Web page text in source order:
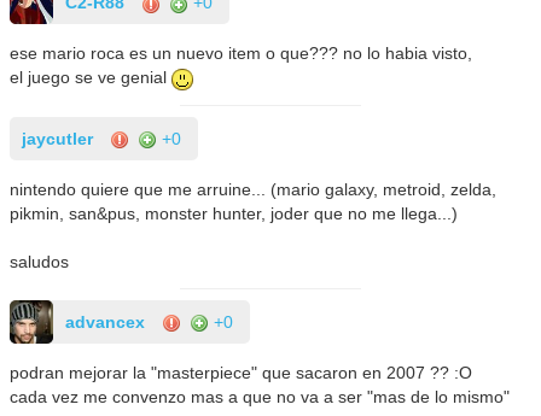
ese mario roca es un nuevo item o que??? no lo habia visto,
el juego se ve genial
jaycutler +0
nintendo quiere que me arruine... (mario galaxy, metroid, zelda,
pikmin, san&pus, monster hunter, joder que no me llega...)
saludos
advancex +0
podran mejorar la "masterpiece" que sacaron en 2007 ?? :O
cada vez me convenzo mas a que no va a ser "mas de lo mismo"